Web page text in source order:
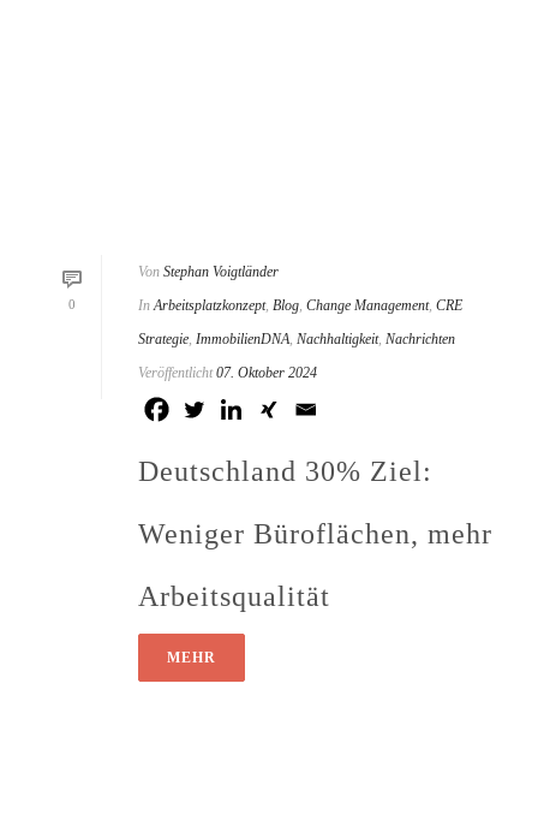
0
Von Stephan Voigtländer
In Arbeitsplatzkonzept, Blog, Change Management, CRE
Strategie, ImmobilienDNA, Nachhaltigkeit, Nachrichten
Veröffentlicht 07. Oktober 2024
Deutschland 30% Ziel:
Weniger Büroflächen, mehr
Arbeitsqualität
MEHR